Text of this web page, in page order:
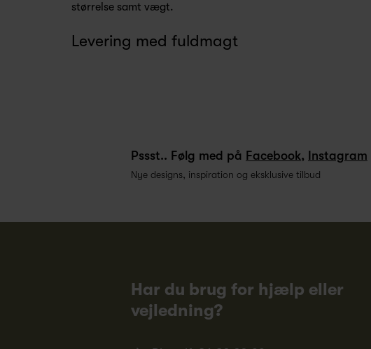
størrelse samt vægt.
Levering med fuldmagt
Pssst.. Følg med på Facebook, Instagram
Nye designs, inspiration og eksklusive tilbud
Har du brug for hjælp eller
vejledning?